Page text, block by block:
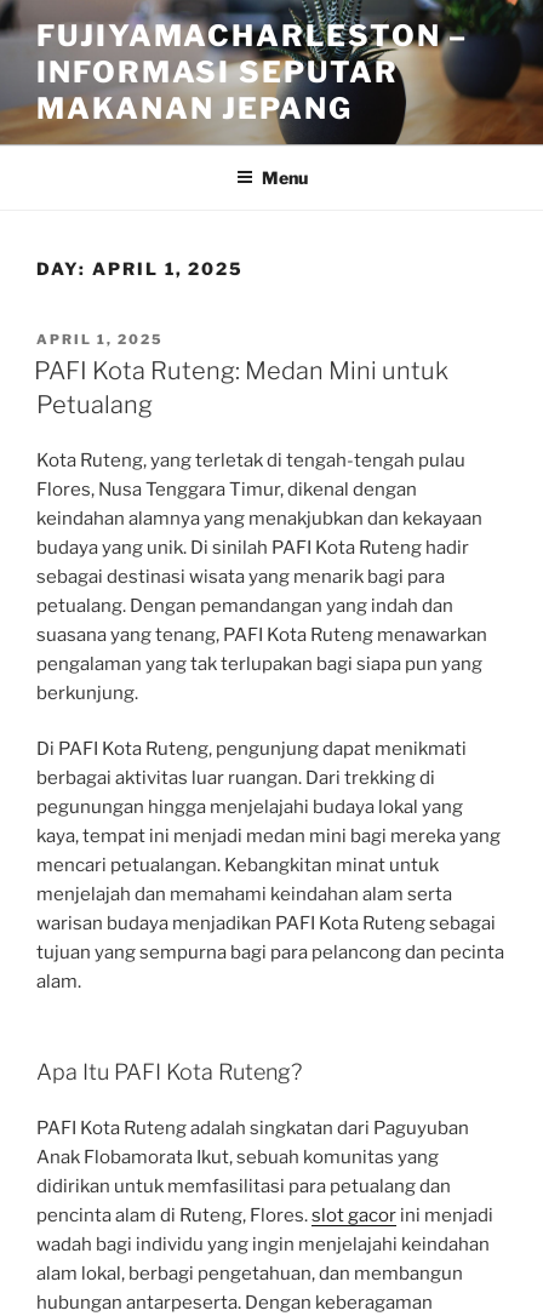
Skip
to
content
FUJIYAMACHARLESTON –
INFORMASI SEPUTAR
MAKANAN JEPANG
Menu
DAY: APRIL 1, 2025
POSTED
ON
APRIL 1, 2025
PAFI Kota Ruteng: Medan Mini untuk
Petualang
Kota Ruteng, yang terletak di tengah-tengah pulau
Flores, Nusa Tenggara Timur, dikenal dengan
keindahan alamnya yang menakjubkan dan kekayaan
budaya yang unik. Di sinilah PAFI Kota Ruteng hadir
sebagai destinasi wisata yang menarik bagi para
petualang. Dengan pemandangan yang indah dan
suasana yang tenang, PAFI Kota Ruteng menawarkan
pengalaman yang tak terlupakan bagi siapa pun yang
berkunjung.
Di PAFI Kota Ruteng, pengunjung dapat menikmati
berbagai aktivitas luar ruangan. Dari trekking di
pegunungan hingga menjelajahi budaya lokal yang
kaya, tempat ini menjadi medan mini bagi mereka yang
mencari petualangan. Kebangkitan minat untuk
menjelajah dan memahami keindahan alam serta
warisan budaya menjadikan PAFI Kota Ruteng sebagai
tujuan yang sempurna bagi para pelancong dan pecinta
alam.
Apa Itu PAFI Kota Ruteng?
PAFI Kota Ruteng adalah singkatan dari Paguyuban
Anak Flobamorata Ikut, sebuah komunitas yang
didirikan untuk memfasilitasi para petualang dan
pencinta alam di Ruteng, Flores.slot gacor ini menjadi
wadah bagi individu yang ingin menjelajahi keindahan
alam lokal, berbagi pengetahuan, dan membangun
hubungan antarpeserta. Dengan keberagaman